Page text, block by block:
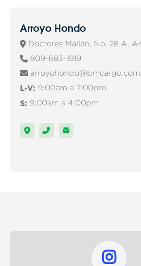
Arroyo Hondo
 Doctores Mallén, No. 28 A,
 809-683-1919
 arroyohondo@bmcargo.com
L-V: 9:00am a 7:00pm
S: 9:00am a 4:00pm
